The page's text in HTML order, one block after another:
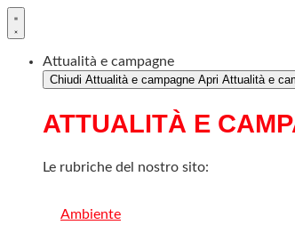
Vai
al
Attualità e campagne
Chiudi Attualità e campagne Apri Attualità e
ATTUALITÀ E
Le rubriche del nostro sito:
Ambiente